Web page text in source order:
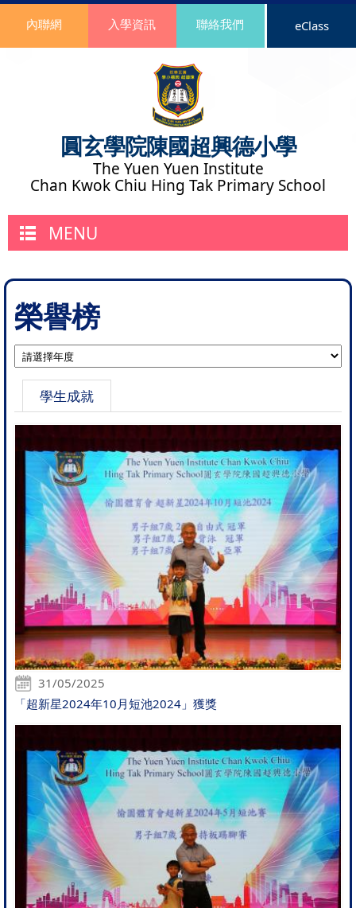
圓玄學院陳國超興德小學
The Yuen Yuen Institute
Chan Kwok Chiu Hing Tak Primary School
內聯網 入學資訊 聯絡我們 eClass
MENU
榮譽榜
學生成就
31/05/2025
「超新星2024年10月短池2024」獲獎